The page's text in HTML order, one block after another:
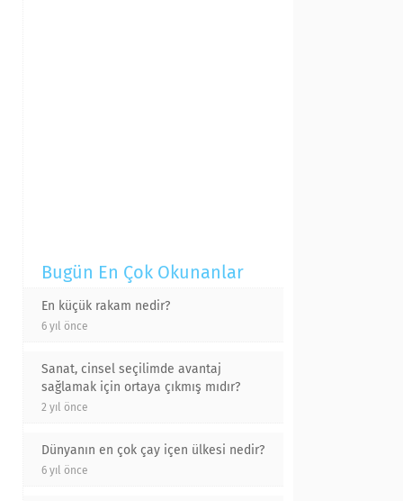
Bugün En Çok Okunanlar
En küçük rakam nedir?
6 yıl önce
Sanat, cinsel seçilimde avantaj
sağlamak için ortaya çıkmış mıdır?
2 yıl önce
Dünyanın en çok çay içen ülkesi nedir?
6 yıl önce